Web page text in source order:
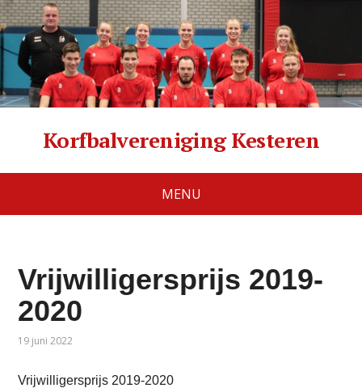
Korfbalvereniging Kesteren
MENU
Vrijwilligersprijs 2019-
2020
19 juni 2022
Vrijwilligersprijs 2019-2020